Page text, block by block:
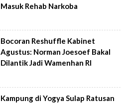
Masuk Rehab Narkoba
Bocoran Reshuffle Kabinet
Agustus: Norman Joesoef Bakal
Dilantik Jadi Wamenhan RI
Kampung di Yogya Sulap Ratusan